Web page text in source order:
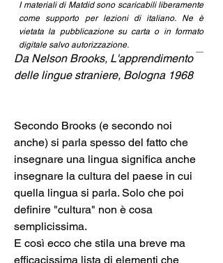
I materiali di Matdid sono scaricabili liberamente
come supporto per lezioni di italiano. Ne è
vietata la pubblicazione su carta o in formato
digitale salvo autorizzazione.
Da Nelson Brooks, L'apprendimento
delle lingue straniere, Bologna 1968
Secondo Brooks (e secondo noi
anche) si parla spesso del fatto che
insegnare una lingua significa anche
insegnare la cultura del paese in cui
quella lingua si parla. Solo che poi
definire "cultura" non è cosa
semplicissima.
E così ecco che stila una breve ma
efficacissima lista di elementi che